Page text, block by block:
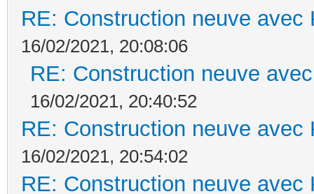
RE: Construction neuve avec
16/02/2021, 20:08:06
RE: Construction neuve
16/02/2021, 20:40:52
RE: Construction neuve avec
16/02/2021, 20:54:02
RE: Construction neuve avec